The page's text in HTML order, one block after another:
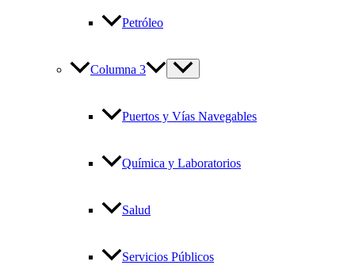
Petróleo
Columna 3
Puertos y Vías Navegables
Química y Laboratorios
Salud
Servicios Públicos